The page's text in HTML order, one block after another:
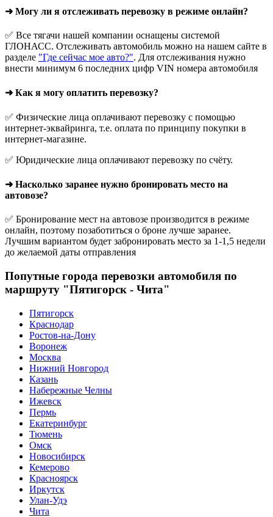
➜ Могу ли я отслеживать перевозку в режиме онлайн?
✅ Все тягачи нашей компании оснащены системой
ГЛОНАСС. Отслеживать автомобиль можно на нашем сайте в
разделе "Где сейчас мое авто?". Для отслеживания нужно
внести минимум 6 последних цифр VIN номера автомобиля
➜ Как я могу оплатить перевозку?
✅ Физические лица оплачивают перевозку с помощью
интернет-эквайринга, т.е. оплата по принципу покупки в
интернет-магазине.
✅ Юридические лица оплачивают перевозку по счёту.
➜ Насколько заранее нужно бронировать место на
автовозе?
✅ Бронирование мест на автовозе производится в режиме
онлайн, поэтому позаботиться о броне лучше заранее.
Лучшим вариантом будет забронировать место за 1-1,5 недели
до желаемой даты отправления
Попутные города перевозки автомобиля по
маршруту "Пятигорск - Чита"
Пятигорск
Краснодар
Ростов-на-Дону
Воронеж
Москва
Нижний Новгород
Казань
Набережные Челны
Ижевск
Пермь
Екатеринбург
Тюмень
Омск
Новосибирск
Кемерово
Красноярск
Иркутск
Улан-Удэ
Чита